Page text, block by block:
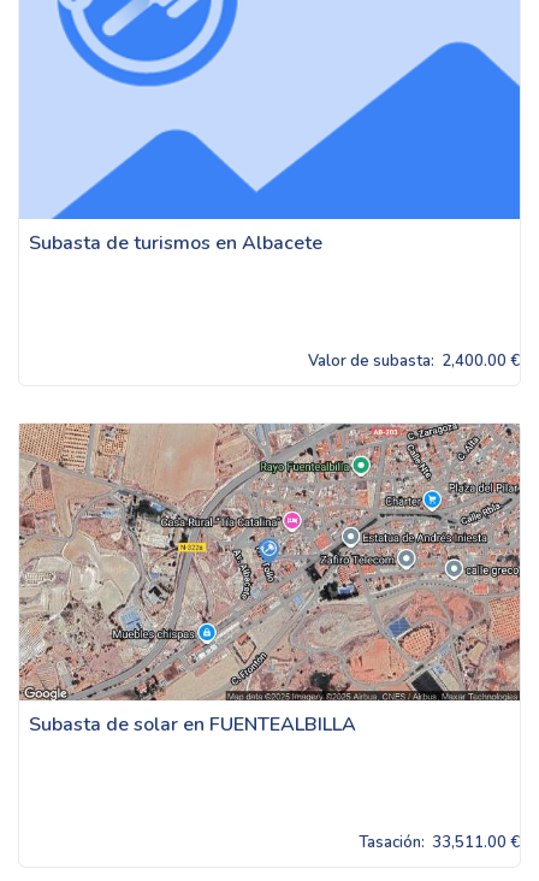
Subasta de turismos en Albacete
Valor de subasta: 2,400.00 €
Subasta de solar en FUENTEALBILLA
Tasación: 33,511.00 €